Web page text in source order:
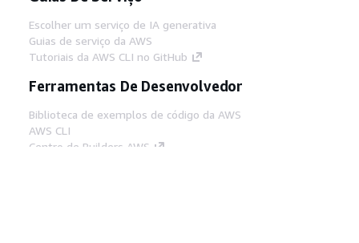
Escolher um serviço de IA generativa
Guias de serviço da AWS
Tutoriais da AWS CLI no GitHub
Ferramentas De Desenvolvedor
Biblioteca de exemplos de código da AWS
AWS CLI
Centro de Builders AWS